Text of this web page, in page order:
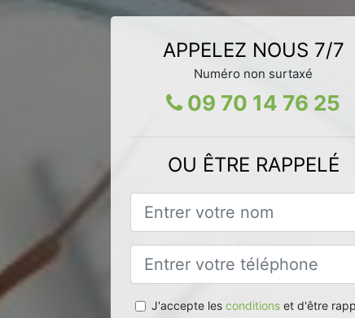
APPELEZ NOUS 7/7
Numéro non surtaxé
09 70 14 76 25
OU ÊTRE RAPPELÉ
J'accepte les conditionset d'être